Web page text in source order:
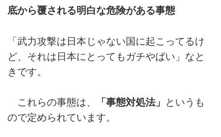
底から覆される明白な危険がある事態
「武力攻撃は日本じゃない国に起こってるけ
ど、それは日本にとってもガチやばい」なと
きです。
これらの事態は、 「事態対処法」
というも
ので定められています。